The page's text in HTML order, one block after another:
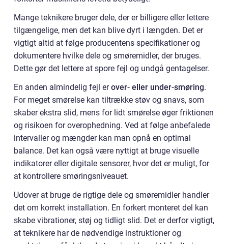
Mange teknikere bruger dele, der er billigere eller lettere
tilgængelige, men det kan blive dyrt i længden. Det er
vigtigt altid at følge producentens specifikationer og
dokumentere hvilke dele og smøremidler, der bruges.
Dette gør det lettere at spore fejl og undgå gentagelser.
En anden almindelig fejl erover- eller under-smøring.
For meget smørelse kan tiltrække støv og snavs, som
skaber ekstra slid, mens for lidt smørelse øger friktionen
og risikoen for overophedning. Ved at følge anbefalede
intervaller og mængder kan man opnå en optimal
balance. Det kan også være nyttigt at bruge visuelle
indikatorer eller digitale sensorer, hvor det er muligt, for
at kontrollere smøringsniveauet.
Udover at bruge de rigtige dele og smøremidler handler
det om korrekt installation. En forkert monteret del kan
skabe vibrationer, støj og tidligt slid. Det er derfor vigtigt,
at teknikere har de nødvendige instruktioner og